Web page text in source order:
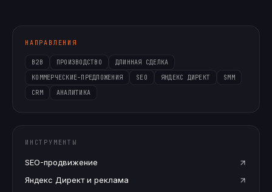
НАПРАВЛЕНИЯ
B2B ПРОИЗВОДСТВО
ДЛИННАЯ СДЕЛКА
КОММЕРЧЕСКИЕ-ПРЕДЛОЖЕНИЯ
SEO ЯНДЕКС ДИРЕКТ
SMM
CRM
АНАЛИТИКА
ИНСТРУМЕНТЫ
SEO-продвижение
Яндекс Директ и реклама